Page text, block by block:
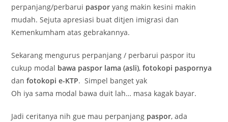
perpanjang/perbarui paspor yang makin kesini makin
mudah. Sejuta apresiasi buat ditjen imigrasi dan
Kemenkumham atas gebrakannya.
Sekarang mengurus perpanjang / perbarui paspor itu
cukup modal bawa paspor lama (asli),fotokopi paspornya
danfotokopi e-KTP. Simpel banget yak
Oh iya sama modal bawa duit lah… masa kagak bayar.
Jadi ceritanya nih gue mau perpanjang paspor, ada